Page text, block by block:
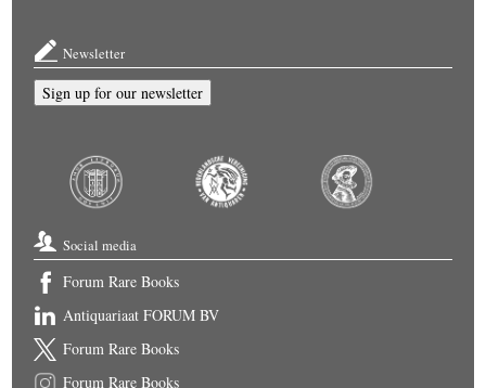
Newsletter
Sign up for our newsletter
Social media
Forum Rare Books
Antiquariaat FORUM BV
Forum Rare Books
Forum Rare Books